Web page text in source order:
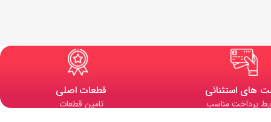
های استثنائی
پرداخت مناسب
قطعات اصلی
تامین قطعات